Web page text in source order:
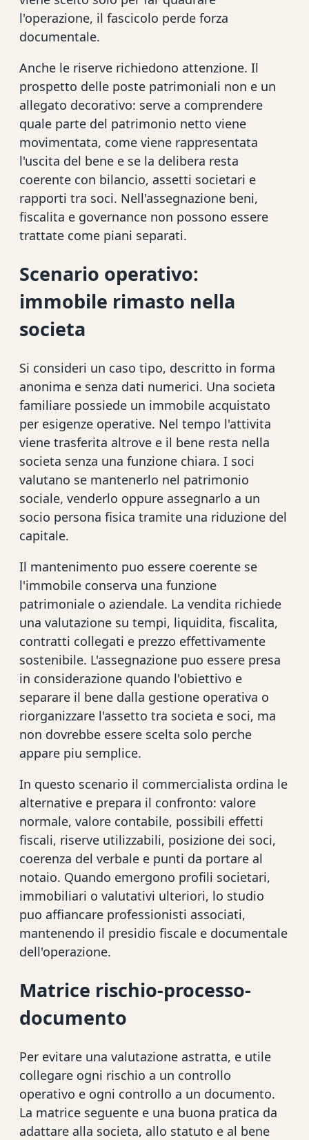
l'operazione, il fascicolo perde forza
documentale.
Anche le riserve richiedono attenzione. Il
prospetto delle poste patrimoniali non e un
allegato decorativo: serve a comprendere
quale parte del patrimonio netto viene
movimentata, come viene rappresentata
l'uscita del bene e se la delibera resta
coerente con bilancio, assetti societari e
rapporti tra soci. Nell'assegnazione beni,
fiscalita e governance non possono essere
trattate come piani separati.
Scenario operativo:
immobile rimasto nella
societa
Si consideri un caso tipo, descritto in forma
anonima e senza dati numerici. Una societa
familiare possiede un immobile acquistato
per esigenze operative. Nel tempo l'attivita
viene trasferita altrove e il bene resta nella
societa senza una funzione chiara. I soci
valutano se mantenerlo nel patrimonio
sociale, venderlo oppure assegnarlo a un
socio persona fisica tramite una riduzione del
capitale.
Il mantenimento puo essere coerente se
l'immobile conserva una funzione
patrimoniale o aziendale. La vendita richiede
una valutazione su tempi, liquidita, fiscalita,
contratti collegati e prezzo effettivamente
sostenibile. L'assegnazione puo essere presa
in considerazione quando l'obiettivo e
separare il bene dalla gestione operativa o
riorganizzare l'assetto tra societa e soci, ma
non dovrebbe essere scelta solo perche
appare piu semplice.
In questo scenario il commercialista ordina le
alternative e prepara il confronto: valore
normale, valore contabile, possibili effetti
fiscali, riserve utilizzabili, posizione dei soci,
coerenza del verbale e punti da portare al
notaio. Quando emergono profili societari,
immobiliari o valutativi ulteriori, lo studio
puo affiancare professionisti associati,
mantenendo il presidio fiscale e documentale
dell'operazione.
Matrice rischio-processo-
documento
Per evitare una valutazione astratta, e utile
collegare ogni rischio a un controllo
operativo e ogni controllo a un documento.
La matrice seguente e una buona pratica da
adattare alla societa, allo statuto e al bene